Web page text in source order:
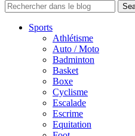
Sports
Athlétisme
Auto / Moto
Badminton
Basket
Boxe
Cyclisme
Escalade
Escrime
Equitation